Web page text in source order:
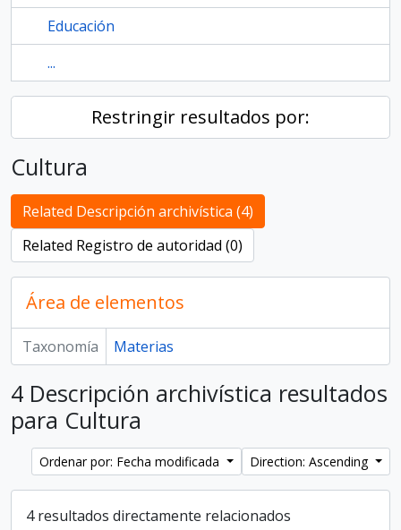
Educación
...
Restringir resultados por:
Cultura
Related Descripción archivística (4)
Related Registro de autoridad (0)
Área de elementos
Taxonomía Materias
4 Descripción archivística resultados
para Cultura
Ordenar por: Fecha modificada Direction: Ascending
4 resultados directamente relacionados